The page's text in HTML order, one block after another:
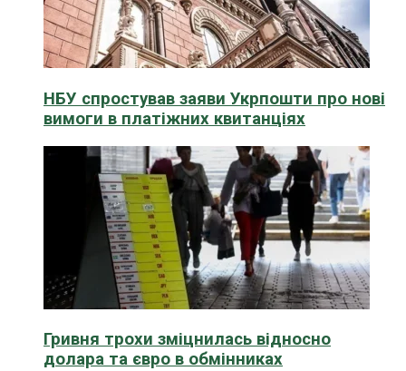
НБУ спростував заяви Укрпошти про нові
вимоги в платіжних квитанціях
Гривня трохи зміцнилась відносно
долара та євро в обмінниках